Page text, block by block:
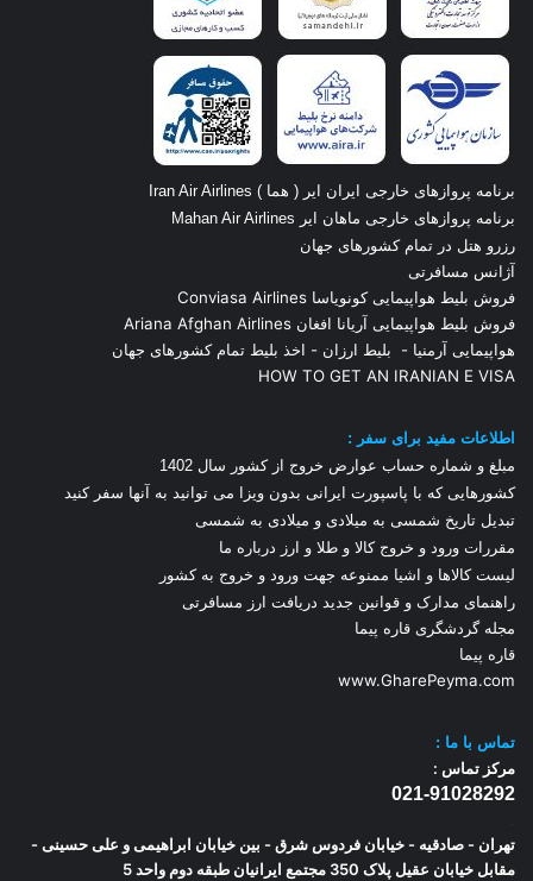
برنامه پروازهای خارجی ایران ایر ( هما ) Iran Air Airlines
برنامه پروازهای خارجی ماهان ایر Mahan Air Airlines
رزرو هتل در تمام کشورهای جهان
آژانس مسافرتی
فروش بلیط هواپیمایی کونویاسا Conviasa Airlines
فروش بلیط هواپیمایی آریانا افغان Ariana Afghan Airlines
هواپیمایی آرمنیا - بلیط ارزان - اخذ بلیط تمام کشورهای جهان
HOW TO GET AN IRANIAN E VISA
اطلاعات مفید برای سفر :
مبلغ و شماره حساب عوارض خروج از کشور سال 1 402
کشورهایی که با پاسپورت ایرانی بدون ویزا می توانید به آنها سفر کنید
تبدیل تاریخ شمسی به میلادی و میلادی به شمسی
مقررات ورود و خروج کالا و طلا و ارز درباره ما
لیست کالاها و اشیا ممنوعه جهت ورود و خروج به کشور
راهنمای مدارک و قوانین جدید دریافت ارز مسافرتی
مجله گردشگری قاره پیما
قاره پیما
www.GharePeyma.com
تماس با ما :
مرکز تماس :
021-91028292
تهران - صادقیه - خیابان فردوس شرق - بین خیابان ابراهیمی و علی حسینی -
مقابل خیابان عقیل پلاک 350 مجتمع ایرانیان طبقه دوم واحد 5